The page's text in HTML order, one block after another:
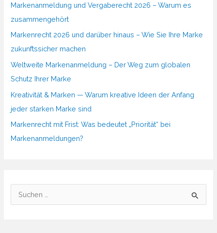
Markenanmeldung und Vergaberecht 2026 – Warum es
zusammengehört
Markenrecht 2026 und darüber hinaus – Wie Sie Ihre Marke
zukunftssicher machen
Weltweite Markenanmeldung – Der Weg zum globalen
Schutz Ihrer Marke
Kreativität & Marken — Warum kreative Ideen der Anfang
jeder starken Marke sind
Markenrecht mit Frist: Was bedeutet „Priorität“ bei
Markenanmeldungen?
u